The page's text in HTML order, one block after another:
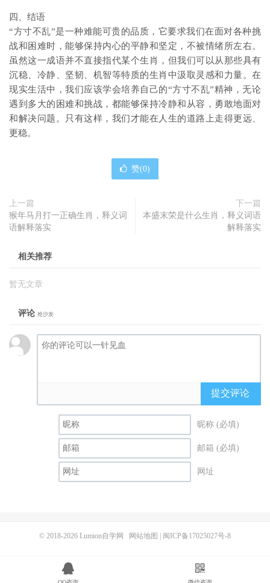
四、结语
“方寸不乱”是一种难能可贵的品质，它要求我们在面对各种挑
战和困难时，能够保持内心的平静和坚定，不被情绪所左右。
虽然这一成语并不直接指代某个生肖，但我们可以从那些具有
沉稳、冷静、坚韧、机智等特质的生肖中汲取灵感和力量。在
现实生活中，我们应该学会培养自己的“方寸不乱”精神，无论
遇到多大的困难和挑战，都能够保持冷静和从容，勇敢地面对
和解决问题。只有这样，我们才能在人生的道路上走得更远、
更稳。
赞(0)
上一篇
猴年马月打一正确生肖，释义词
语解释落实
下一篇
本盛末荣是什么生肖，释义词语
解释落实
相关推荐
暂无文章
评论 抢沙发
提交评论
昵称 (必填)
邮箱 (必填)
网址
© 2018-2026 Lumion自学网 网站地图 闽ICP备17025027号-8